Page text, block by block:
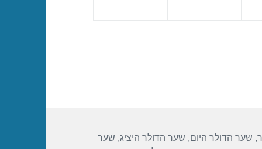
, שער הדולר היום, שער הדולר היציג, שער